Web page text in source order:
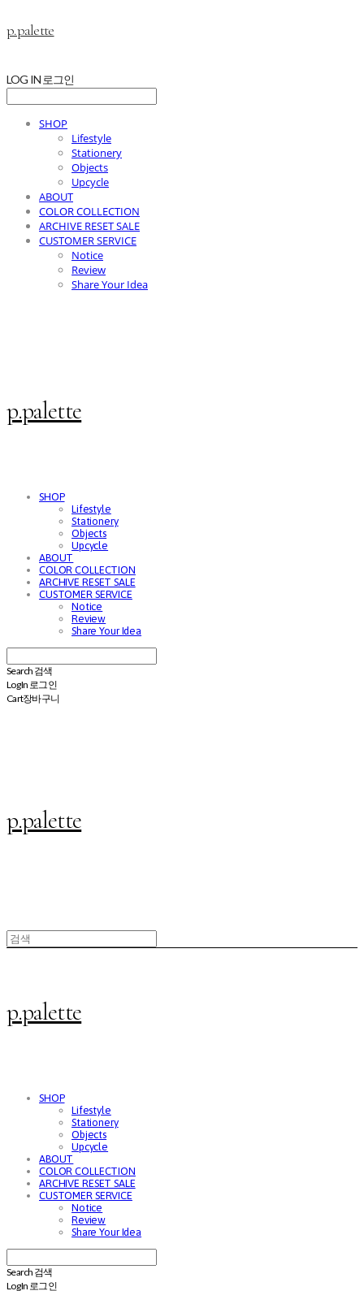
p.palette
LOG IN 로그인
SHOP
Lifestyle
Stationery
Objects
Upcycle
ABOUT
COLOR COLLECTION
ARCHIVE RESET SALE
CUSTOMER SERVICE
Notice
Review
Share Your Idea
p.palette
SHOP
Lifestyle
Stationery
Objects
Upcycle
ABOUT
COLOR COLLECTION
ARCHIVE RESET SALE
CUSTOMER SERVICE
Notice
Review
Share Your Idea
Search 검색
Log In 로그인
Cart장바구니
p.palette
p.palette
SHOP
Lifestyle
Stationery
Objects
Upcycle
ABOUT
COLOR COLLECTION
ARCHIVE RESET SALE
CUSTOMER SERVICE
Notice
Review
Share Your Idea
Search 검색
Log In 로그인